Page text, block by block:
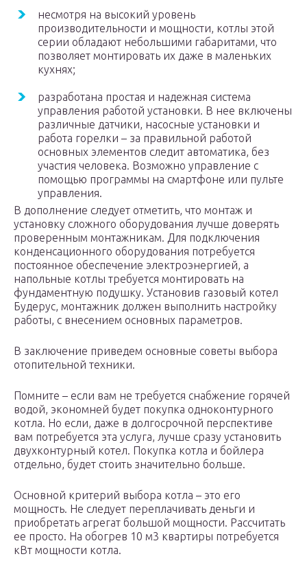
несмотря на высокий уровень
производительности и мощности, котлы этой
серии обладают небольшими габаритами, что
позволяет монтировать их даже в маленьких
кухнях;
разработана простая и надежная система
управления работой установки. В нее включены
различные датчики, насосные установки и
работа горелки – за правильной работой
основных элементов следит автоматика, без
участия человека. Возможно управление с
помощью программы на смартфоне или пульте
управления.
В дополнение следует отметить, что монтаж и
установку сложного оборудования лучше доверять
проверенным монтажникам. Для подключения
конденсационного оборудования потребуется
постоянное обеспечение электроэнергией, а
напольные котлы требуется монтировать на
фундаментную подушку. Установив газовый котел
Будерус, монтажник должен выполнить настройку
работы, с внесением основных параметров.
В заключение приведем основные советы выбора
отопительной техники.
Помните – если вам не требуется снабжение горячей
водой, экономней будет покупка одноконтурного
котла. Но если, даже в долгосрочной перспективе
вам потребуется эта услуга, лучше сразу установить
двухконтурный котел. Покупка котла и бойлера
отдельно, будет стоить значительно больше.
Основной критерий выбора котла – это его
мощность. Не следует переплачивать деньги и
приобретать агрегат большой мощности. Рассчитать
ее просто. На обогрев 10 м3 квартиры потребуется
кВт мощности котла.